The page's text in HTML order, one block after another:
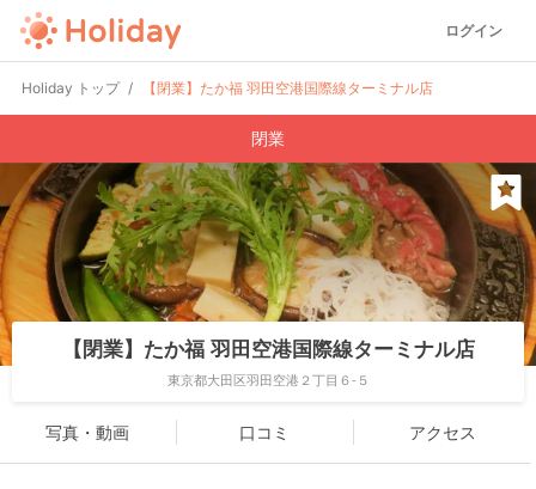
ログイン
Holiday トップ 【閉業】たか福 羽田空港国際線ターミナル店
閉業
【閉業】たか福 羽田空港国際線ターミナル店
東京都大田区羽田空港２丁目６-５
写真・動画 口コミ アクセス